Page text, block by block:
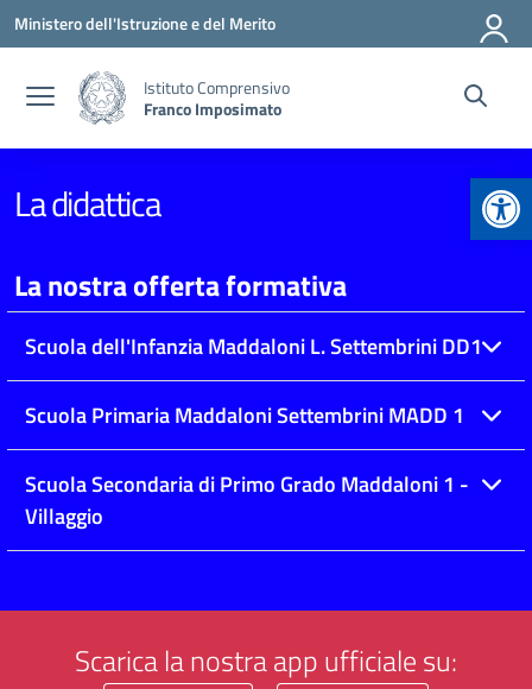
Vai ai contenuti
Vai al menu di navigazione
Vai al footer
Ministero dell'Istruzione e del Merito
Istituto Comprensivo
Franco Imposimato
La didattica
La nostra offerta formativa
Scuola dell'Infanzia Maddaloni L. Settembrini DD1
Scuola Primaria Maddaloni Settembrini MADD 1
Scuola Secondaria di Primo Grado Maddaloni 1 -
Villaggio
Scarica la nostra app ufficiale su: